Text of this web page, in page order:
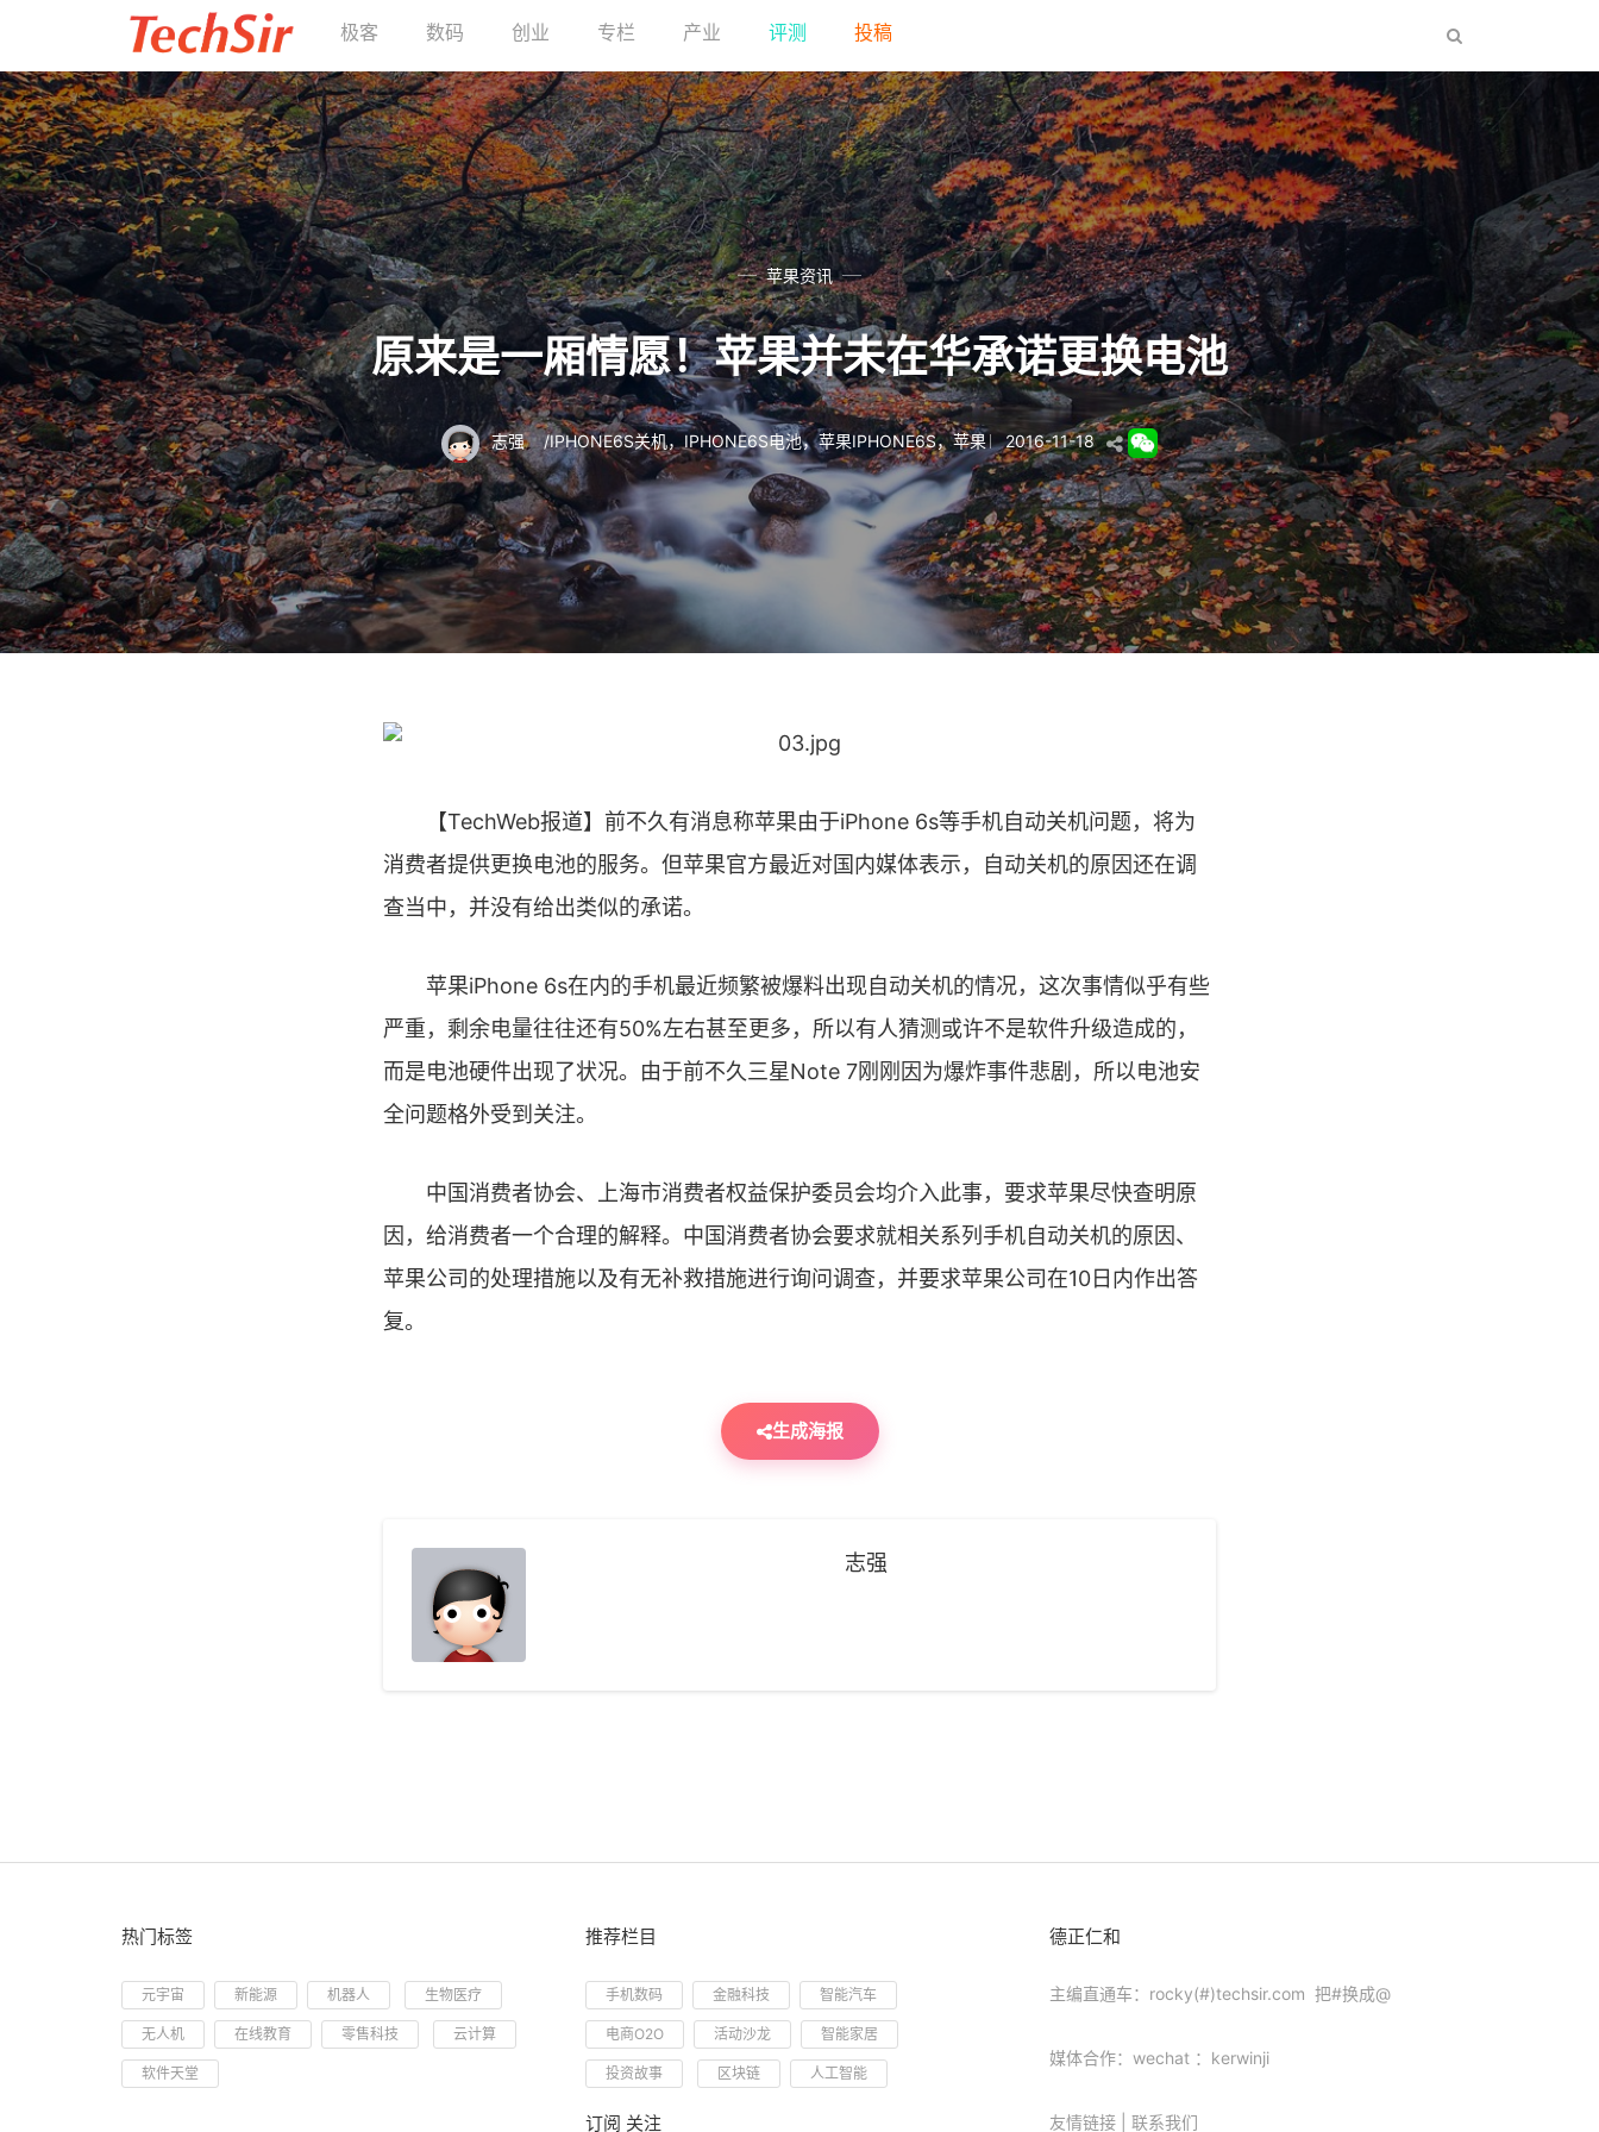
极客 数码 创业 专栏 产业 评测 投稿
苹果资讯
原来是一厢情愿！苹果并未在华承诺更换电池
志强 /IPHONE6S关机， IPHONE6S电池，苹果IPHONE6S，苹果 2016-11-18
【TechWeb报道】前不久有消息称苹果由于iPhone 6s等手机自动关机问题，将为
消费者提供更换电池的服务。但苹果官方最近对国内媒体表示，自动关机的原因还在调
查当中，并没有给出类似的承诺。
苹果iPhone 6s在内的手机最近频繁被爆料出现自动关机的情况，这次事情似乎有些
严重，剩余电量往往还有50%左右甚至更多，所以有人猜测或许不是软件升级造成的，
而是电池硬件出现了状况。由于前不久三星Note 7刚刚因为爆炸事件悲剧，所以电池安
全问题格外受到关注。
中国消费者协会、上海市消费者权益保护委员会均介入此事，要求苹果尽快查明原
因，给消费者一个合理的解释。中国消费者协会要求就相关系列手机自动关机的原因、
苹果公司的处理措施以及有无补救措施进行询问调查，并要求苹果公司在10日内作出答
复。
生成海报
志强
热门标签
元宇宙 新能源 机器人 生物医疗
无人机 在线教育 零售科技 云计算
软件天堂
推荐栏目
手机数码 金融科技 智能汽车
电商O2O 活动沙龙 智能家居
投资故事 区块链 人工智能
订阅 关注
德正仁和
主编直通车：rocky(#)techsir.com 把#换成@
媒体合作：wechat ：kerwinji
友情链接 联系我们